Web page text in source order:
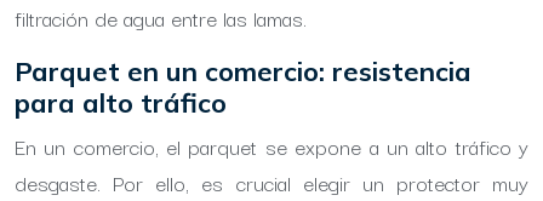
filtración de agua entre las lamas.
Parquet en un comercio: resistencia
para alto tráfico
En un comercio, el parquet se expone a un alto tráfico y
desgaste. Por ello, es crucial elegir un protector muy